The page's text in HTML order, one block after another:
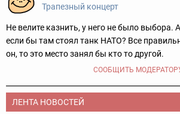
Трапезный концерт
Не велите казнить, у него не было выбора.
если бы там стоял танк НАТО? Все
он, то это место занял бы кто то другой.
СООБЩИТЬ
ЛЕНТА НОВОСТЕЙ